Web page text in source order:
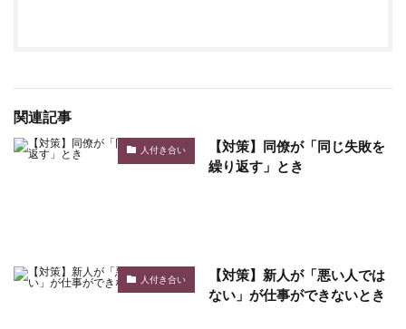
関連記事
人付き合い
【対策】同僚が「同じ失敗を
繰り返す」とき
人付き合い
【対策】新人が「悪い人では
ない」が仕事ができないとき